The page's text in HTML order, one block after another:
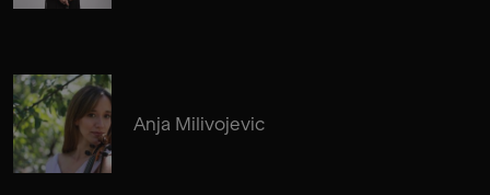
Anja Milivojevic